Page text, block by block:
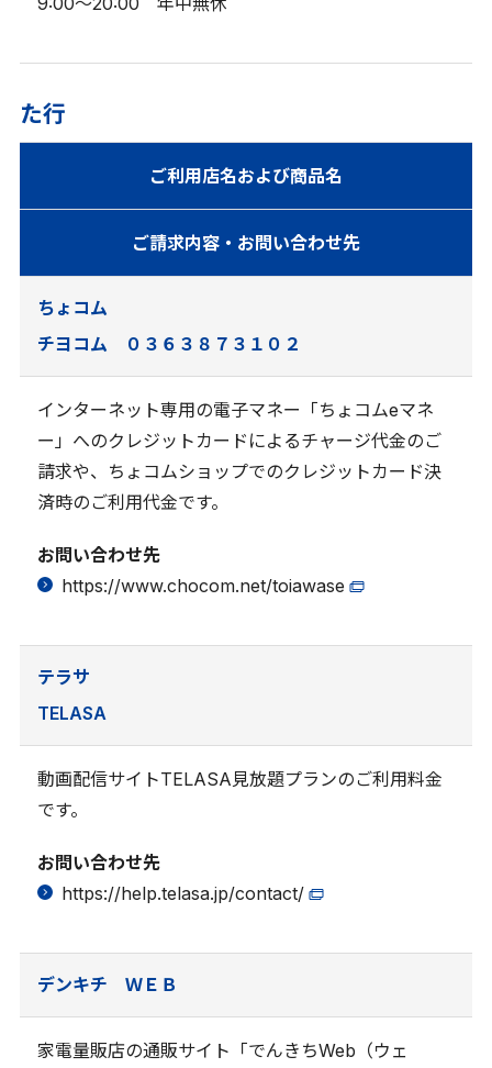
た行
ご利用店名および商品名
ご請求内容・お問い合わせ先
ちょコム
チヨコム ０３６３８７３１０２
インターネット専用の電子マネー「ちょコムeマネ
ー」へのクレジットカードによるチャージ代金のご
請求や、ちょコムショップでのクレジットカード決
済時のご利用代金です。
お問い合わせ先
https://www.chocom.net/toiawase
テラサ
TELASA
動画配信サイトTELASA見放題プランのご利用料金
です。
お問い合わせ先
https://help.telasa.jp/contact/
デンキチ ＷＥＢ
家電量販店の通販サイト「でんきちWeb（ウェ